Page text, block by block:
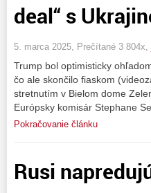
deal“ s
5. marca 2025, Prečítané 3 804x,
Trump bol optimisticky
čo ale skončilo fiaskom
stretnutím v Bielom dome
Európsky komisár Stephane
Pokračovanie článku
Rusi